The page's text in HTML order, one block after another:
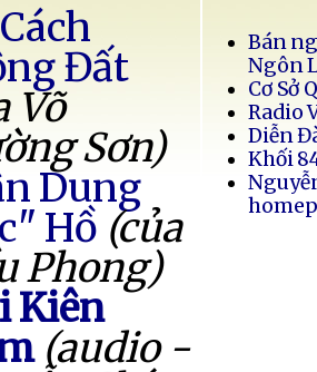
Đất
Võ
Sơn)
Dung
Hồ (của
Phong)
Kiên
(audio -
Bán
Ngôn
Cơ Sở
Radio
Diễn
Khối